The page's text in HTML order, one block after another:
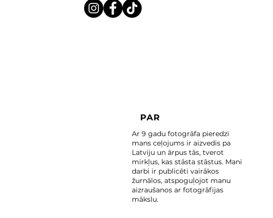
PAR
Ar 9 gadu fotogrāfa pieredzi
mans ceļojums ir aizvedis pa
Latviju un ārpus tās, tverot
mirkļus, kas stāsta stāstus. Mani
darbi ir publicēti vairākos
žurnālos, atspoguļojot manu
aizraušanos ar fotogrāfijas
mākslu.